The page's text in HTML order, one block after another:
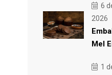
6
2026
Mel
1